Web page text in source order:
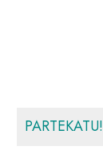
PARTEKATU!